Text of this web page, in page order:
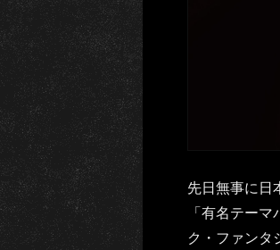
先日無事に日
「有名テー
ク・ファンタ